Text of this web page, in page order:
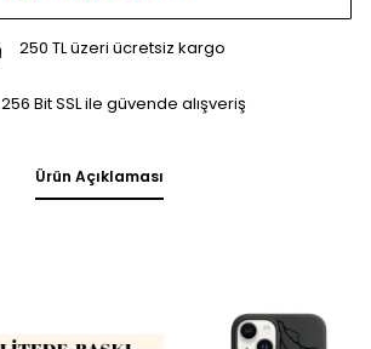
250 TL üzeri ücretsiz kargo
256 Bit SSL ile güvende alışveriş
Ürün Açıklaması